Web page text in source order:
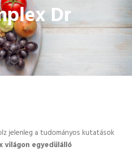
Dr
jelenleg a tudományos kutatások
világon egyedülálló